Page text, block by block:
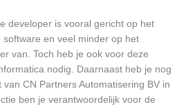
developer is vooral gericht op het
en veel minder op het
van. Toch heb je ook voor deze
nodig. Daarnaast heb je nog
CN Partners Automatisering BV in
ben je verantwoordelijk voor de